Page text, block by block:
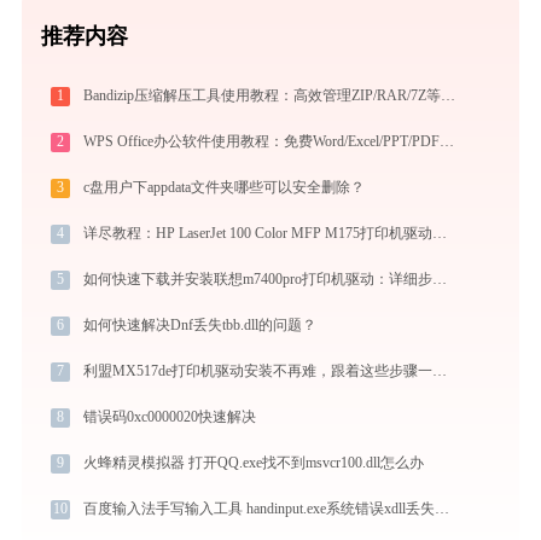
推荐内容
1 Bandizip压缩解压工具使用教程：高效管理ZIP/RAR/7Z等30+格式的免费压缩神器
2 WPS Office办公软件使用教程：免费Word/Excel/PPT/PDF一站式高效办公套件
3 c盘用户下appdata文件夹哪些可以安全删除？
4 详尽教程：HP LaserJet 100 Color MFP M175打印机驱动的正确下载与安装方式
5 如何快速下载并安装联想m7400pro打印机驱动：详细步骤解析
6 如何快速解决Dnf丢失tbb.dll的问题？
7 利盟MX517de打印机驱动安装不再难，跟着这些步骤一学就会
8 错误码0xc0000020快速解决
9 火蜂精灵模拟器 打开QQ.exe找不到msvcr100.dll怎么办
10 百度输入法手写输入工具 handinput.exe系统错误xdll丢失如何解决